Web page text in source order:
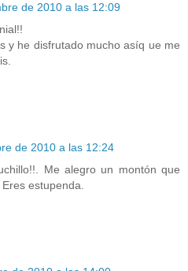
de 2010 a las 12:09
y he disfrutado mucho asíq ue me
de 2010 a las 12:24
Me alegro un montón que
estupenda.